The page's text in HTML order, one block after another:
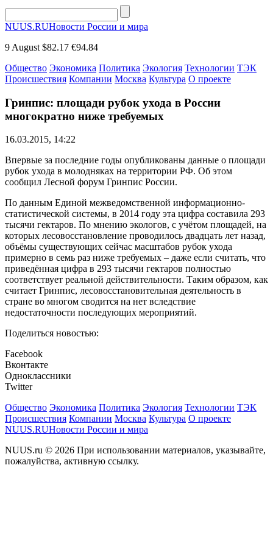
NUUS.RUНовости России и мира
9 August $82.17 €94.84
Общество Экономика Политика Экология Технологии ТЭК
Происшествия Компании Москва Культура О проекте
Гринпис: площади рубок ухода в России
многократно ниже требуемых
16.03.2015, 14:22
Впервые за последние годы опубликованы данные о площади
рубок ухода в молодняках на территории РФ. Об этом
сообщил Лесной форум Гринпис России.
По данным Единой межведомственной информационно-
статистической системы, в 2014 году эта цифра составила 293
тысячи гектаров. По мнению экологов, с учётом площадей, на
которых лесовосстановление проводилось двадцать лет назад,
объёмы существующих сейчас масштабов рубок ухода
примерно в семь раз ниже требуемых – даже если считать, что
приведённая цифра в 293 тысячи гектаров полностью
соответствует реальной действительности. Таким образом, как
считает Гринпис, лесовосстановительная деятельность в
стране во многом сводится на нет вследствие
недостаточности последующих мероприятий.
Поделиться новостью:
Facebook
Вконтакте
Одноклассники
Twitter
Общество Экономика Политика Экология Технологии ТЭК
Происшествия Компании Москва Культура О проекте
NUUS.RUНовости России и мира
NUUS.ru © 2026 При использовании материалов, указывайте,
пожалуйства, активную ссылку.